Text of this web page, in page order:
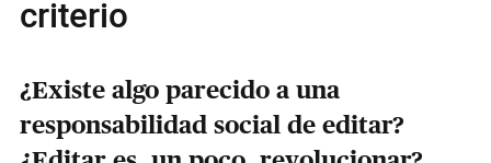
criterio
¿Existe algo parecido a una
responsabilidad social de editar?